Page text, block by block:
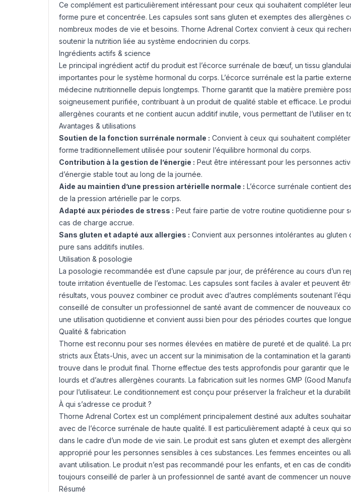
Ce complément est particulièrement intéressant pour ceux qui souhaitent compléter
forme pure et concentrée. Les capsules sont sans gluten et exemptes des allergènes
nombreux modes de vie et besoins. Thorne Adrenal Cortex convient à ceux qui
soutenir la nutrition liée au système endocrinien du corps.
Ingrédients actifs & science
Le principal ingrédient actif du produit est l’écorce surrénale de bœuf, un tissu
importantes pour le système hormonal du corps. L’écorce surrénale est la partie
médecine nutritionnelle depuis longtemps. Thorne garantit que la matière première
soigneusement purifiée, contribuant à un produit de qualité stable et efficace. Le
allergènes courants et ne contient aucun additif inutile, vous permettant de l’utiliser en
Avantages & utilisations
Soutien de la fonction surrénale normale : Convient à ceux qui souhaitent
forme traditionnellement utilisée pour soutenir l’équilibre hormonal du corps.
Contribution à la gestion de l’énergie : Peut être intéressant pour les personnes
d’énergie stable tout au long de la journée.
Aide au maintien d’une pression artérielle normale : L’écorce surrénale contient
de la pression artérielle par le corps.
Adapté aux périodes de stress : Peut faire partie de votre routine quotidienne pour
cas de charge accrue.
Sans gluten et adapté aux allergies : Convient aux personnes intolérantes au
pure sans additifs inutiles.
Utilisation & posologie
La posologie recommandée est d’une capsule par jour, de préférence au cours d’un
toute irritation éventuelle de l’estomac. Les capsules sont faciles à avaler et peuvent
résultats, vous pouvez combiner ce produit avec d’autres compléments soutenant
conseillé de consulter un professionnel de santé avant de commencer de nouveaux
une utilisation quotidienne et convient aussi bien pour des périodes courtes que
Qualité & fabrication
Thorne est reconnu pour ses normes élevées en matière de pureté et de qualité. La
stricts aux États-Unis, avec un accent sur la minimisation de la contamination et la
trouve dans le produit final. Thorne effectue des tests approfondis pour garantir que
lourds et d’autres allergènes courants. La fabrication suit les normes GMP (Good
pour l’utilisateur. Le conditionnement est conçu pour préserver la fraîcheur et la
À qui s’adresse ce produit ?
Thorne Adrenal Cortex est un complément principalement destiné aux adultes
avec de l’écorce surrénale de haute qualité. Il est particulièrement adapté à ceux qui
dans le cadre d’un mode de vie sain. Le produit est sans gluten et exempt des
approprié pour les personnes sensibles à ces substances. Les femmes enceintes ou
avant utilisation. Le produit n’est pas recommandé pour les enfants, et en cas de
toujours conseillé de parler à un professionnel de santé avant de commencer un
Résumé